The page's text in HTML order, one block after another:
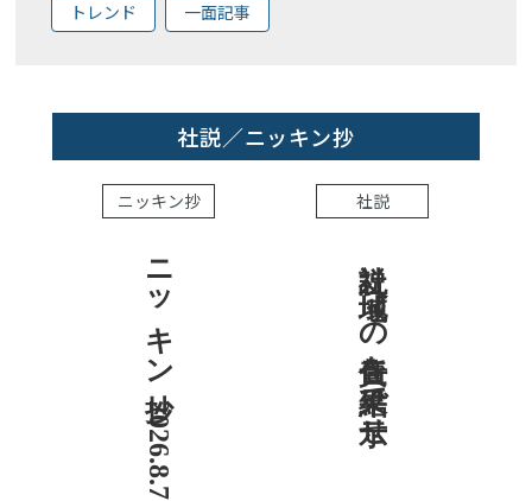
トレンド 一面記事
社説／ニッキン抄
ニッキン抄
ニッキン抄 2026.8.7
社説
社説 地域への責任を結果で示せ